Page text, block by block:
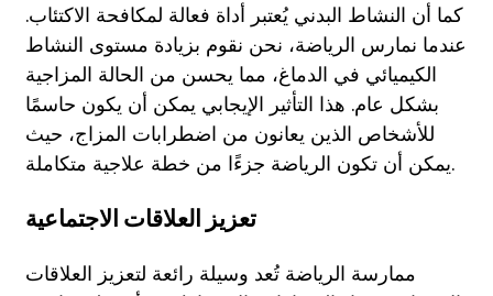
كما أن النشاط البدني يُعتبر أداة فعالة لمكافحة الاكتئاب.
عندما نمارس الرياضة، نحن نقوم بزيادة مستوى النشاط
الكيميائي في الدماغ، مما يحسن من الحالة المزاجية
بشكل عام. هذا التأثير الإيجابي يمكن أن يكون حاسمًا
للأشخاص الذين يعانون من اضطرابات المزاج، حيث
يمكن أن تكون الرياضة جزءًا من خطة علاجية متكاملة.
تعزيز العلاقات الاجتماعية
ممارسة الرياضة تُعد وسيلة رائعة لتعزيز العلاقات